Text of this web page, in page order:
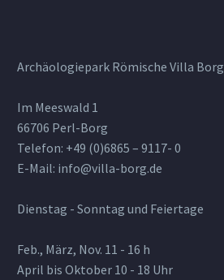
Archäologiepark Römische Villa Borg
Im Meeswald 1
66706 Perl-Borg
Telefon: +49 (0)6865 – 9117- 0
E-Mail: info@villa-borg.de
Dienstag - Sonntag und Feiertage
Feb., März, Nov. 11 - 16 h
April bis Oktober 10 - 18 Uhr